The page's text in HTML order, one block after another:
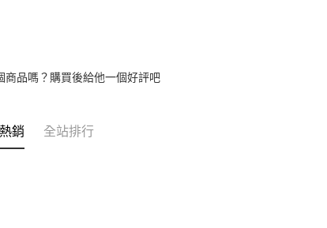
商品嗎？購買後給他一個好評吧
銷 全站排行